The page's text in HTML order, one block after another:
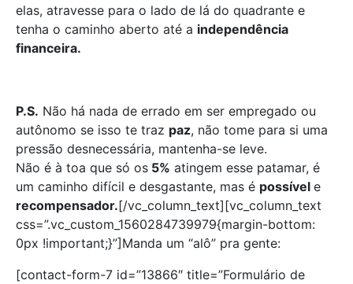
elas, atravesse para o lado de lá do quadrante e
tenha o caminho aberto até a independência
financeira.
P.S. Não há nada de errado em ser empregado ou
autônomo se isso te traz paz, não tome para si uma
pressão desnecessária, mantenha-se leve.
Não é à toa que só os 5% atingem esse patamar, é
um caminho difícil e desgastante, mas é possível e
recompensador.[/vc_column_text][vc_column_text
css=”.vc_custom_1560284739979{margin-bottom:
0px !important;}”]Manda um “alô” pra gente:
[contact-form-7 id=”13866″ title=”Formulário de